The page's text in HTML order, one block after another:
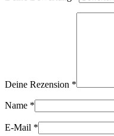
Deine Rezension *
Name *
E-Mail *